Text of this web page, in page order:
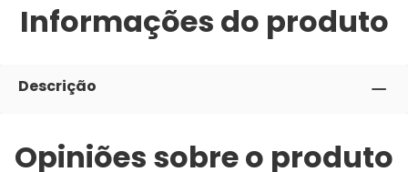
Informações do produto
Descrição
Opiniões sobre o produto